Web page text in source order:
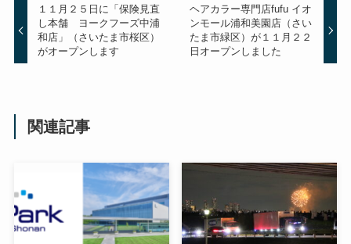
１１月２５日に「保険見直
し本舗 ヨークフーズ中浦
和店」（さいたま市桜区）
がオープンします
ヘアカラー専門店fufu イオ
ンモール浦和美園店（さい
たま市緑区）が１１月２２
日オープンしました
関連記事